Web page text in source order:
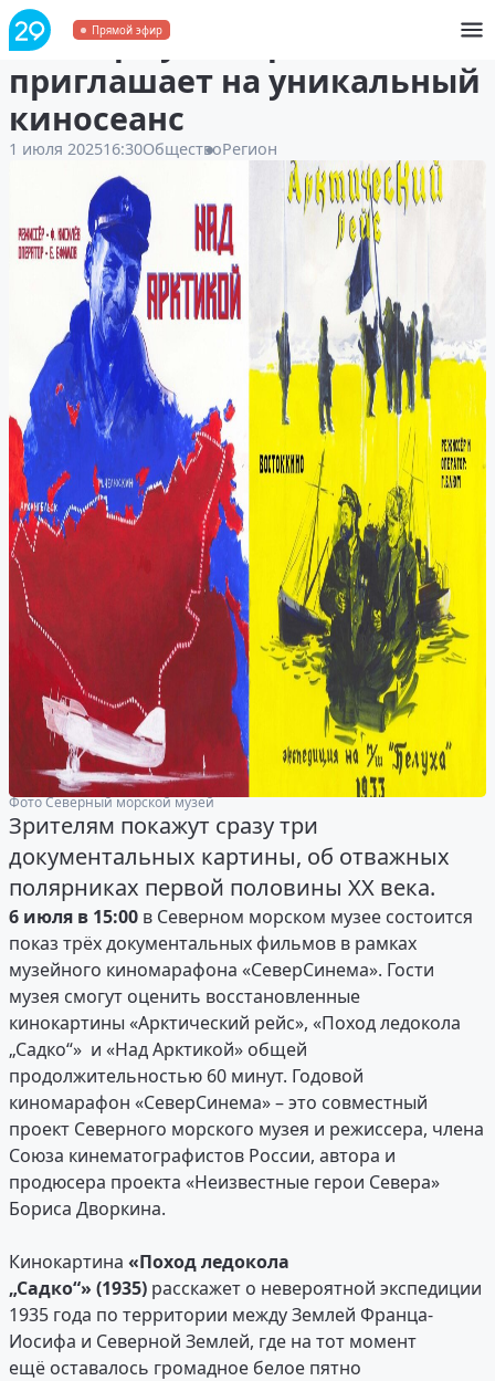
Прямой эфир
Севмормузей Архангельска
приглашает на уникальный
киносеанс
1 июля 202516:30ОбществоРегион
Фото Северный морской музей
Зрителям покажут сразу три
документальных картины, об отважных
полярниках первой половины ХХ века.
6 июля в 15:00 в Северном морском музее состоится
показ трёх документальных фильмов в рамках
музейного киномарафона «СеверСинема». Гости
музея смогут оценить восстановленные
кинокартины «Арктический рейс», «Поход ледокола
„Садко“» и «Над Арктикой» общей
продолжительностью 60 минут. Годовой
киномарафон «СеверСинема» – это совместный
проект Северного морского музея и режиссера, члена
Союза кинематографистов России, автора и
продюсера проекта «Неизвестные герои Севера»
Бориса Дворкина.
Кинокартина «Поход ледокола
„Садко“» (1935) расскажет о невероятной экспедиции
1935 года по территории между Землей Франца-
Иосифа и Северной Землей, где на тот момент
ещё оставалось громадное белое пятно